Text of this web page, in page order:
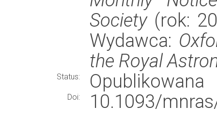
Society(rok:
Wydawca:
the Royal
Status: Opublikowana
Doi:
10.1093/